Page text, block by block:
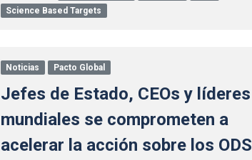
Science Based Targets
Noticias Pacto Global
Jefes de Estado, CEOs y líderes
mundiales se comprometen a
acelerar la acción sobre los ODS